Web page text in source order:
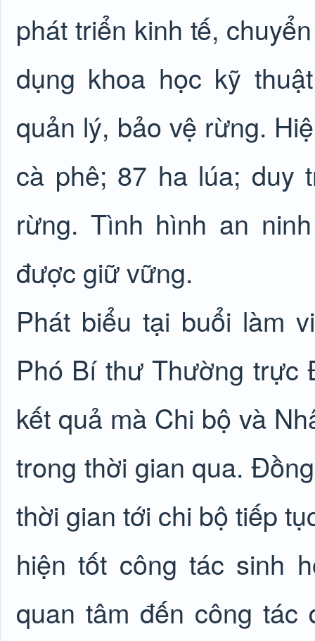
phát triển kinh tế,
dụng khoa học kỹ
quản lý, bảo vệ rừng.
cà phê; 87 ha lúa; duy
rừng. Tình hình an
được giữ vững.
Phát biểu tại buổi làm
Phó Bí thư Thường trực
kết quả mà Chi bộ và
trong thời gian qua.
thời gian tới chi bộ tiếp
hiện tốt công tác sinh
quan tâm đến công